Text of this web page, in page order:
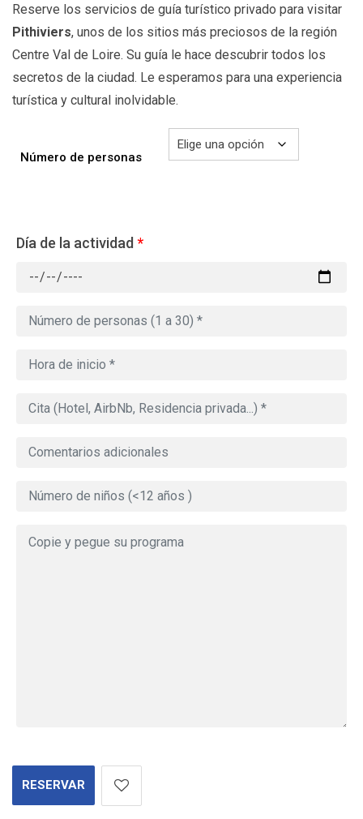
Reserve los servicios de guía turístico privado para visitar
Pithiviers, unos de los sitios más preciosos de la región
Centre Val de Loire. Su guía le hace descubrir todos los
secretos de la ciudad. Le esperamos para una experiencia
turística y cultural inolvidable.
Número de personas
Día de la actividad*
RESERVAR